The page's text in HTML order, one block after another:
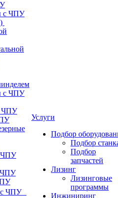
с ЧПУ
с ЧПУ
ЧПУ
ЧПУ
с ЧПУ
Услуги
Подбор
Подбор
Подбор
запчастей
Лизинг
Лизинговые
программы
Инжиниринг